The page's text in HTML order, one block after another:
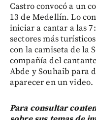
Castro convocó a un
13 de Medellín. Lo
iniciar a cantar a las
sectores más
con la camiseta de la
compañía del
Abde y Souhaib para
aparecer en un video.
Para consultar